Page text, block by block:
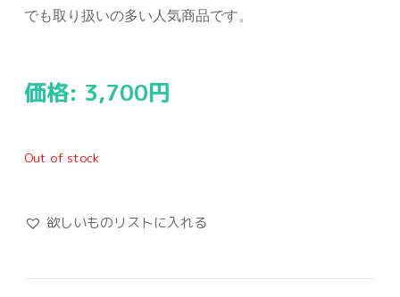
でも取り扱いの多い人気商品です。
価格: 3,700円
Out of stock
欲しいものリストに入れる